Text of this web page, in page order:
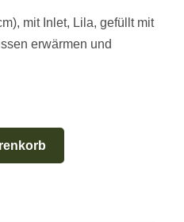
mit Inlet, Lila, gefüllt mit
erwärmen und